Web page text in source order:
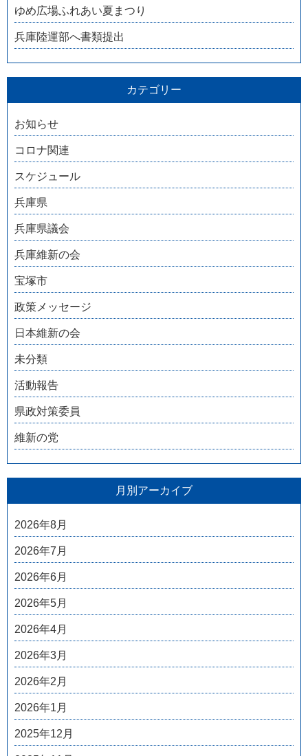
ゆめ広場ふれあい夏まつり
兵庫陸運部へ書類提出
カテゴリー
お知らせ
コロナ関連
スケジュール
兵庫県
兵庫県議会
兵庫維新の会
宝塚市
政策メッセージ
日本維新の会
未分類
活動報告
県政対策委員
維新の党
月別アーカイブ
2026年8月
2026年7月
2026年6月
2026年5月
2026年4月
2026年3月
2026年2月
2026年1月
2025年12月